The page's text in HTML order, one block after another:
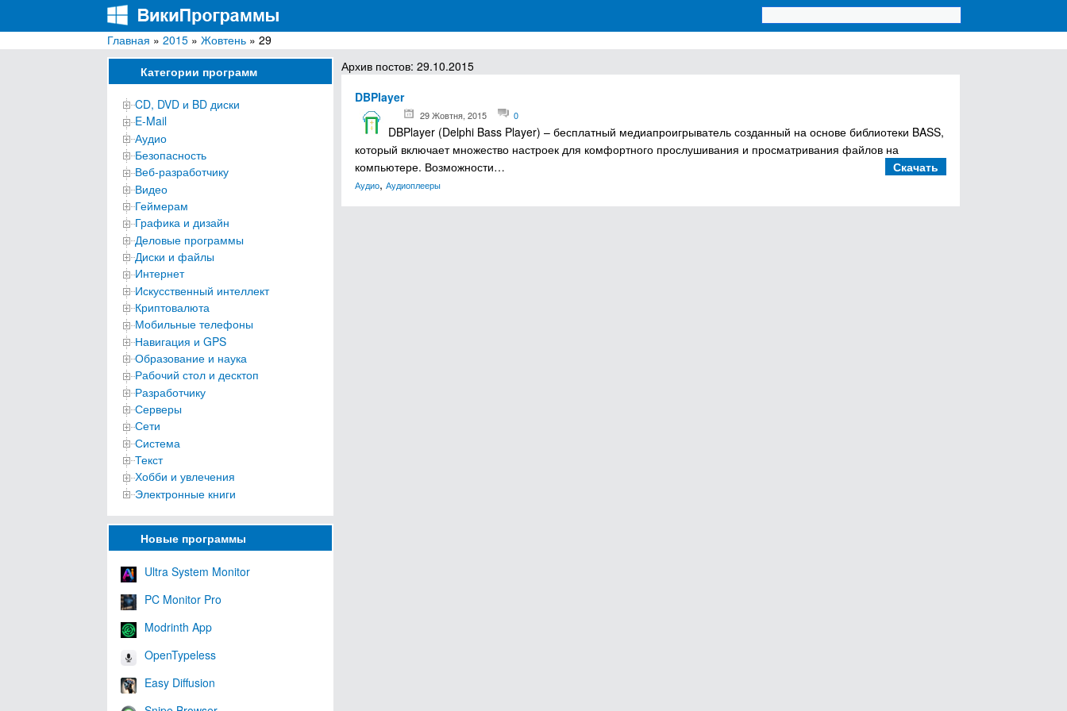
ВикиПрограммы
Энциклопедия бесплатных компьютерных программ для Windows
Главная » 2015 » Жовтень » 29
Категории программ
CD, DVD и BD диски
E-Mail
Аудио
Безопасность
Веб-разработчику
Видео
Геймерам
Графика и дизайн
Деловые программы
Диски и файлы
Интернет
Искусственный интеллект
Криптовалюта
Мобильные телефоны
Навигация и GPS
Образование и наука
Рабочий стол и десктоп
Разработчику
Серверы
Сети
Система
Текст
Хобби и увлечения
Электронные книги
Новые программы
Ultra System Monitor
PC Monitor Pro
Modrinth App
OpenTypeless
Easy Diffusion
Архив постов: 29.10.2015
DBPlayer
29 Жовтня, 2015 0
DBPlayer (Delphi Bass Player) – бесплатный медиапроигрыватель созданный на основе библиотеки BASS,
который включает множество настроек для комфортного прослушивания и просматривания файлов на
компьютере. Возможности…
Скачать
Аудио, Аудиоплееры